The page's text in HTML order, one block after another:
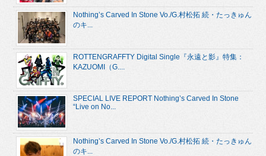
Nothing’s Carved In Stone Vo./G.村松拓 続・たっきゅん
のキ...
ROTTENGRAFFTY Digital Single『永遠と影』特集：
KAZUOMI（G....
SPECIAL LIVE REPORT Nothing’s Carved In Stone
“Live on No...
Nothing’s Carved In Stone Vo./G.村松拓 続・たっきゅん
のキ...